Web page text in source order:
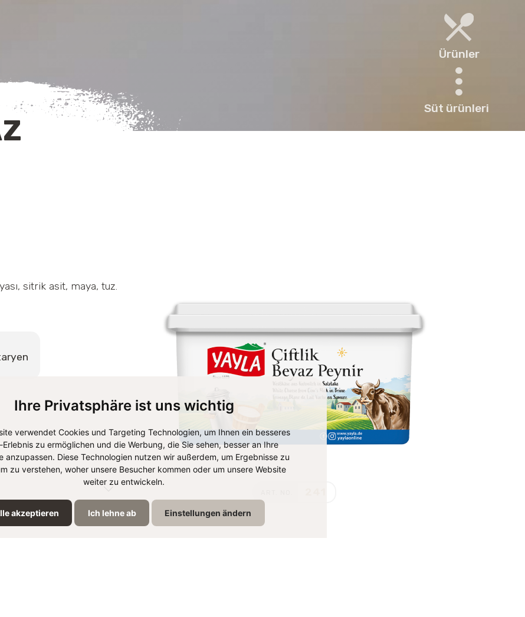
Ihre Privatsphäre ist uns wichtig
verwendet Cookies und Targeting Technologien, um Ihnen ein besseres
zu ermöglichen und die Werbung, die Sie sehen, besser an Ihre
anzupassen. Diese Technologien nutzen wir außerdem, um Ergebnisse zu
zu verstehen, woher unsere Besucher kommen oder um unsere Website
weiter zu entwickeln.
akzeptieren Ich lehne ab Einstellungen ändern
Ürünler
Süt ürünleri
sitrik asit, maya, tuz.